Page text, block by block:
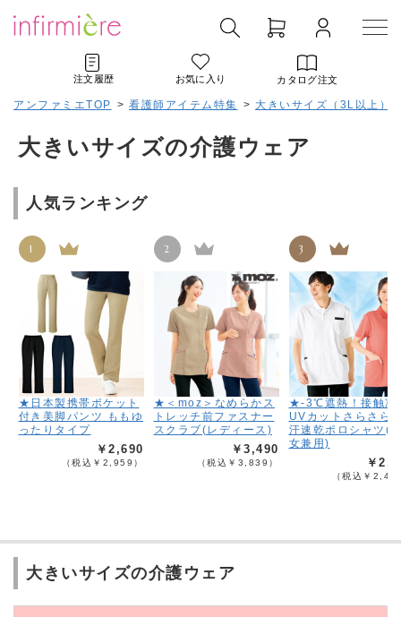
注文履歴 お気に入り カタログ注文
アンファミエTOP > 看護師アイテム特集 > 大きいサイズ（3L以上）
大きいサイズの介護ウェア
人気ランキング
1
★日本製携帯ポケット
付き美脚パンツ ももゆ
ったりタイプ
￥2,690
（税込￥2,959）
2
★＜moz＞なめらかス
トレッチ前ファスナー
スクラブ(レディース)
￥3,490
（税込￥3,839）
3
★-3℃遮熱！接触冷
UVカットさらさら
汗速乾ポロシャツ(
女兼用)
￥
（税込￥
大きいサイズの介護ウェア